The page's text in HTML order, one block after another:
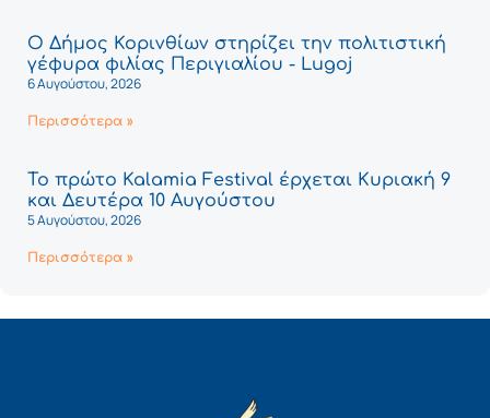
Ο Δήμος Κορινθίων στηρίζει την πολιτιστική
γέφυρα φιλίας Περιγιαλίου - Lugoj
6 Αυγούστου, 2026
Περισσότερα »
Το πρώτο Kalamia Festival έρχεται Κυριακή 9
και Δευτέρα 10 Αυγούστου
5 Αυγούστου, 2026
Περισσότερα »